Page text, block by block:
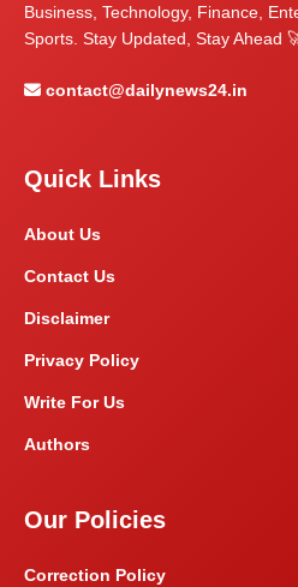
Business, Technology, Finance,
Sports. Stay Updated, Stay Ahead
contact@dailynews24.in
Quick Links
About Us
Contact Us
Disclaimer
Privacy Policy
Write For Us
Authors
Our Policies
Correction Policy